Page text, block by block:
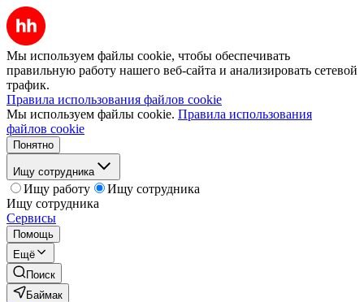
Мы используем файлы cookie, чтобы обеспечивать
правильную работу нашего веб-сайта и анализировать сетевой
трафик.
Правила использования файлов cookie
Мы используем файлы cookie. Правила использования
файлов cookie
Понятно
Ищу сотрудника
Ищу работу
Ищу сотрудника
Ищу сотрудника
Сервисы
Помощь
Ещё
Поиск
Баймак